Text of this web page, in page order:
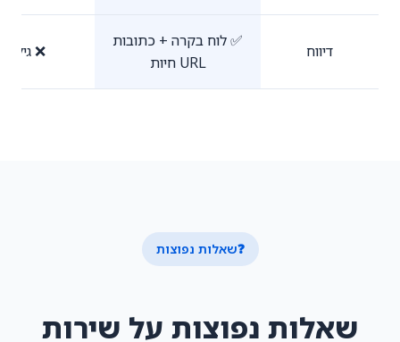
דיווח
✅ לוח בקרה + כתובות
URL חיות
❌ גיליון
❓שאלות נפוצות
שאלות נפוצות על שירות